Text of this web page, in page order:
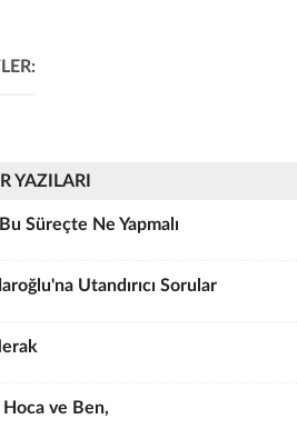
YAZILARI
Süreçte Ne Yapmalı
Utandırıcı Sorular
Hoca ve Ben,